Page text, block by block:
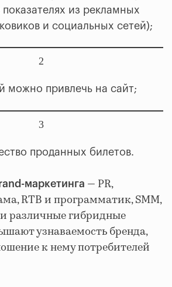
показателях из рекламных
и социальных сетей);
2
можно привлечь на сайт;
3
проданных билетов.
маркетинга — PR,
RTB и программатик, SMM,
различные гибридные
узнаваемость бренда,
к нему потребителей